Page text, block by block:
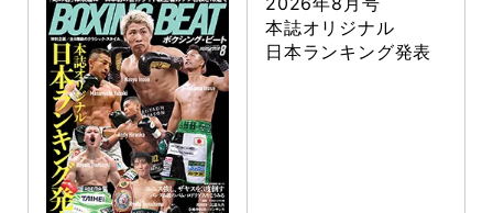
本誌オリジナル
日本ランキング発表